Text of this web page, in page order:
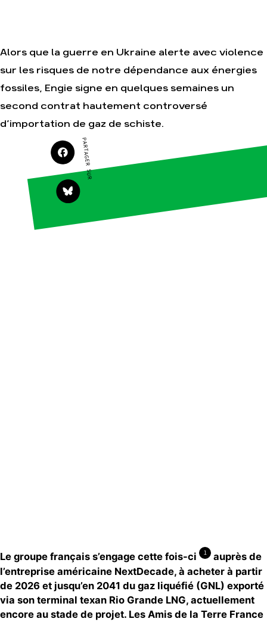
Agir
Faire un don
S'engager sur le
terrain
Agir au quotidien
Soutenir les
campagnes
Transmettre
tout ou partie
de son
Nos
thématiques
Alors que la guerre en Ukraine alerte avec violence
sur les risques de notre dépendance aux énergies
fossiles, Engie signe en quelques semaines un
second contrat hautement controversé
d’importation de gaz de schiste.
PARTAGER SUR
Le groupe français s’engage cette fois-ci 1
auprès de
l’entreprise américaine NextDecade, à acheter à partir
de 2026 et jusqu’en 2041 du gaz liquéfié (GNL) exporté
via son terminal texan Rio Grande LNG, actuellement
encore au stade de projet. Les Amis de la Terre France